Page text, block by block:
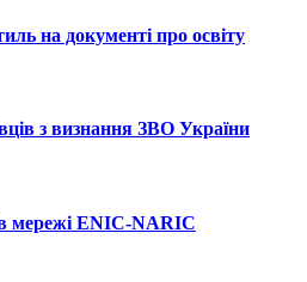
на документі про освіту
з визнання ЗВО України
мережі ENIC-NARIC